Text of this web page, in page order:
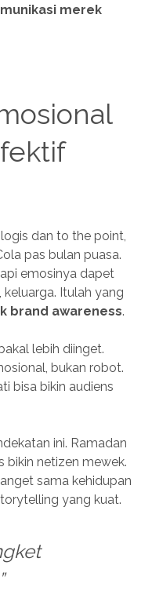
merek
dan to the point,
pas bulan puasa.
emosinya dapet
keluarga. Itulah yang
brand awareness.
lebih diinget.
bukan robot.
bisa bikin audiens
ini. Ramadan
bikin netizen mewek.
sama kehidupan
yang kuat.